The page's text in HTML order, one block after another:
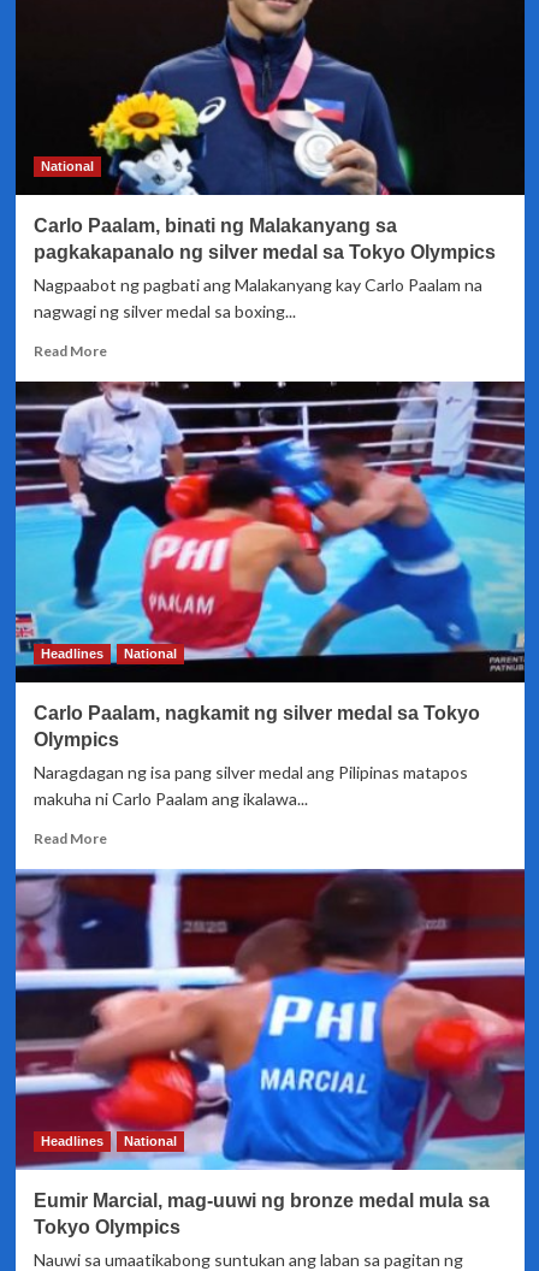
atletang
Pinoy,
ipinanukala
National
Carlo Paalam, binati ng Malakanyang sa
pagkakapanalo ng silver medal sa Tokyo Olympics
Nagpaabot ng pagbati ang Malakanyang kay Carlo Paalam na
nagwagi ng silver medal sa boxing...
Read MoreRead
about
Carlo
Paalam,
binati
ng
Malakanyang
sa
pagkakapanalo
silver
medal
sa
Tokyo
Headlines National
Carlo Paalam, nagkamit ng silver medal sa Tokyo
Olympics
Naragdagan ng isa pang silver medal ang Pilipinas matapos
makuha ni Carlo Paalam ang ikalawa...
Read MoreRead
about
Carlo
nagkamit
ng
silver
medal
sa
Tokyo
Olympics
Headlines National
Eumir Marcial, mag-uuwi ng bronze medal mula sa
Tokyo Olympics
Nauwi sa umaatikabong suntukan ang laban sa pagitan ng